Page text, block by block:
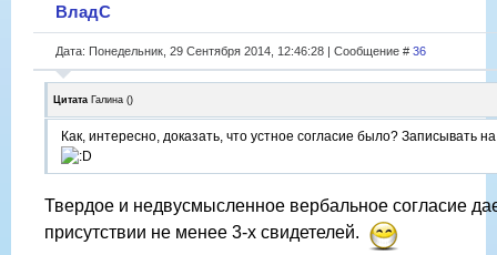
ВладС
Дата: Понедельник, 29 Сентября 2014, 12:46:28 | Сообщение # 36
Цитата Галина ()
Как, интересно, доказать, что устное согласие было? Записывать
Твердое и недвусмысленное вербальное согласие
присутствии не менее 3-х свидетелей.